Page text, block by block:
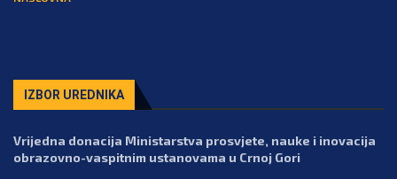
IZBOR UREDNIKA
Vrijedna donacija Ministarstva prosvjete, nauke i inovacija
obrazovno-vaspitnim ustanovama u Crnoj Gori